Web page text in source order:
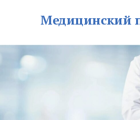
Медицинский